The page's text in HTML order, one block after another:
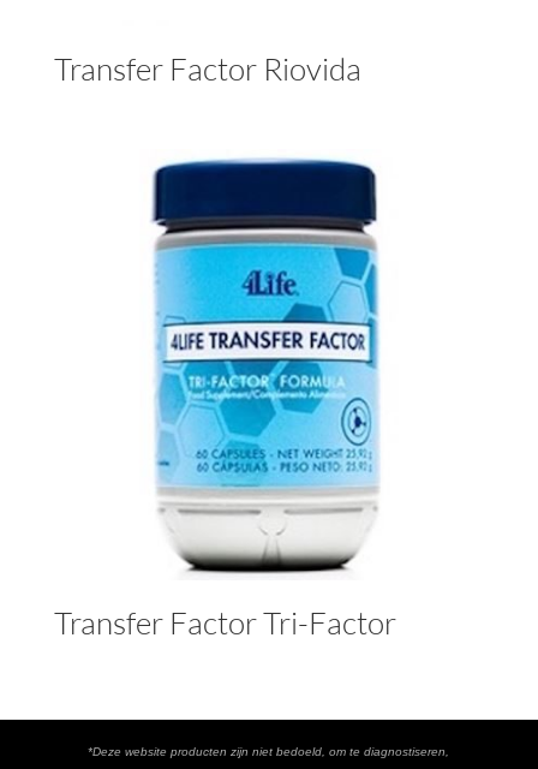
Transfer Factor Riovida
Transfer Factor Tri-Factor
*Deze website producten zijn niet bedoeld, om te diagnostiseren,